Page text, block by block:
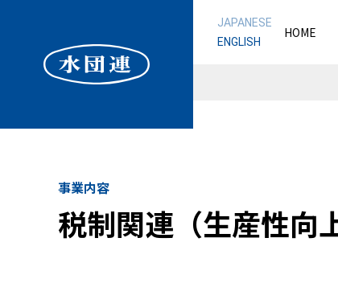
JAPANESE
ENGLISH
HOME
事業内容
税制関連（生産性向